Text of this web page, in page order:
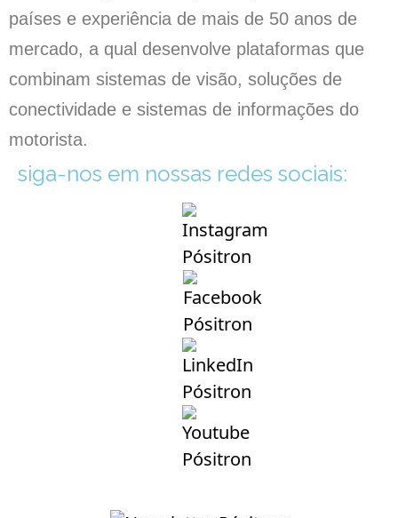
países e experiência de mais de 50 anos de
mercado, a qual desenvolve plataformas que
combinam sistemas de visão, soluções de
conectividade e sistemas de informações do
motorista.
siga-nos em nossas redes sociais: